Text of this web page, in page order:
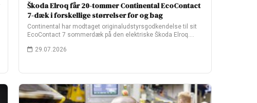
Škoda Elroq får 20-tommer Continental EcoContact
7-dæk i forskellige størrelser for og bag
Continental har modtaget originaludstyrsgodkendelse til sit
EcoContact 7 sommerdæk på den elektriske Škoda Elroq.
29.07.2026